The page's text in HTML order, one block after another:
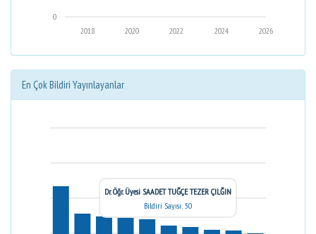
0
2026
2024
2022
2020
2018
En Çok Bildiri Yayınlayanlar
Dr. Öğr. Üyesi SAADET TUĞÇE TEZER ÇILĞIN
Bildiri Sayısı: 50